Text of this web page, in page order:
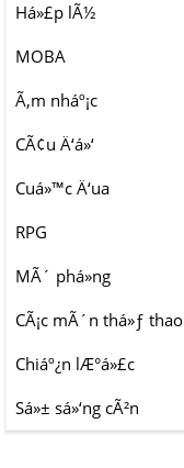
Há»£p lÃ½
MOBA
Ã‚m nháº¡c
CÃ¢u Ä‘á»‘
Cuá»™c Ä‘ua
RPG
MÃ´ phá»ng
CÃ¡c mÃ´n thá»ƒ thao
Chiáº¿n lÆ°á»£c
Sá»± sá»‘ng cÃ²n